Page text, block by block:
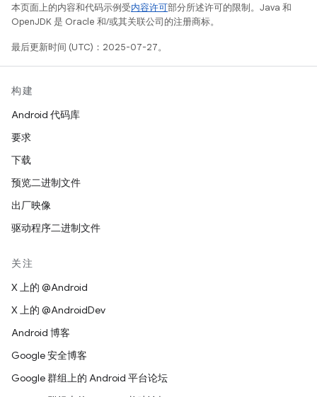
本页面上的内容和代码示例受内容许可部分所述许可的限制。Java 和
OpenJDK 是 Oracle 和/或其关联公司的注册商标。
最后更新时间 (UTC)：2025-07-27。
构建
Android 代码库
要求
下载
预览二进制文件
出厂映像
驱动程序二进制文件
关注
X 上的 @Android
X 上的 @AndroidDev
Android 博客
Google 安全博客
Google 群组上的 Android 平台论坛